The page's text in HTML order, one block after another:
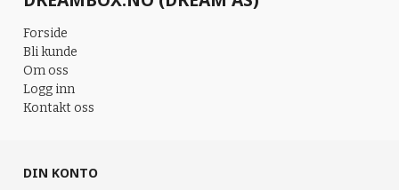
Forside
Bli kunde
Om oss
Logg inn
Kontakt oss
DIN KONTO